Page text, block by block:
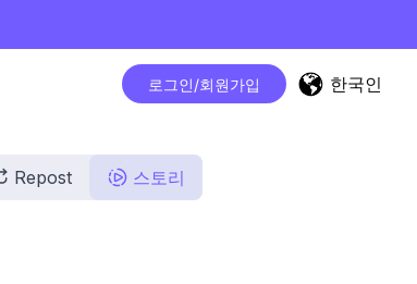
로그인/회원가입 한국인
Repost 스토리